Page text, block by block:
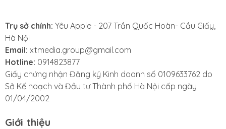
Dưới đây là bảng giá tham khảo mới nhất từ Xoăn
Store
Phiên bản
Bộ
nhớ
Wi-Fi 5G
iPad Air M3
Trụ sở chính: Yêu Apple - 207 Trần Quốc Hoàn- Cầu Giấy,
Hà Nội
Email: xtmedia.group@gmail.com
Hotline: 0914823877
Giấy chứng nhận Đăng ký Kinh doanh số 0109633762 do
Sở Kế hoạch và Đầu tư Thành phố Hà Nội cấp ngày
01/04/2002
Giới thiệu